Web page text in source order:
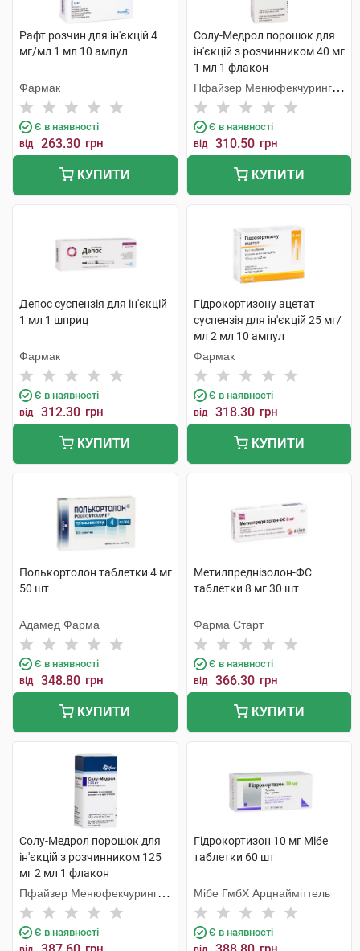
Рафт розчин для ін'єкцій 4
мг/мл 1 мл 10 ампул
Фармак
Є в наявності
від 263.30 грн
КУПИТИ
Солу-Медрол порошок для
ін'єкцій з розчинником 40 мг
1 мл 1 флакон
Пфайзер Менюфекчуринг
Бельгія
Є в наявності
від 310.50 грн
КУПИТИ
Депос суспензія для ін'єкцій
1 мл 1 шприц
Фармак
Є в наявності
від 312.30 грн
КУПИТИ
Гідрокортизону ацетат
суспензія для ін'єкцій 25 мг/
мл 2 мл 10 ампул
Фармак
Є в наявності
від 318.30 грн
КУПИТИ
Полькортолон таблетки 4 мг
50 шт
Адамед Фарма
Є в наявності
від 348.80 грн
КУПИТИ
Метилпреднізолон-ФС
таблетки 8 мг 30 шт
Фарма Старт
Є в наявності
від 366.30 грн
КУПИТИ
Солу-Медрол порошок для
ін'єкцій з розчинником 125
мг 2 мл 1 флакон
Пфайзер Менюфекчуринг
Бельгія
Є в наявності
Гідрокортизон 10 мг Мібе
таблетки 60 шт
Мібе ГмбХ Арцнайміттель
Є в наявності